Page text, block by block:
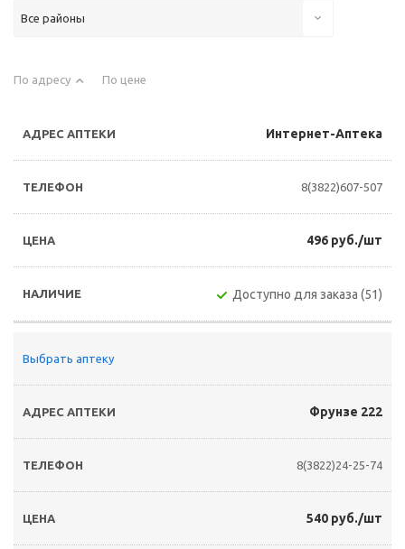
Все районы
По адресу По цене
Интернет-Аптека
8(3822)607-507
496 руб./шт
Доступно для заказа (51)
Выбрать аптеку
Фрунзе 222
8(3822)24-25-74
540 руб./шт